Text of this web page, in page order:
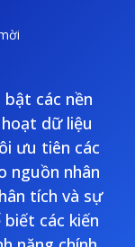
bật các nền
dữ liệu
ưu tiên các
nguồn nhân
tích và sự
các kiến